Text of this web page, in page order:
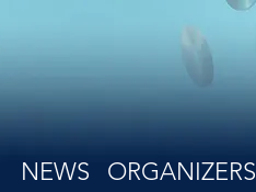
NEWS ORGANIZERS